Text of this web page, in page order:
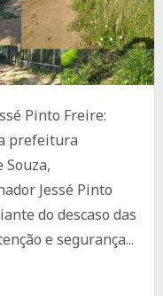
Pinto Freire:
prefeitura
Souza,
Jessé Pinto
do descaso das
e segurança...